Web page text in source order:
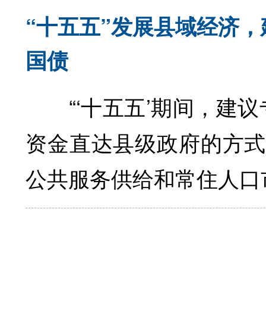
“十五五”发展县域经济
国债
“‘十五五’期间，建议
资金直达县级政府的方
公共服务供给和常住人